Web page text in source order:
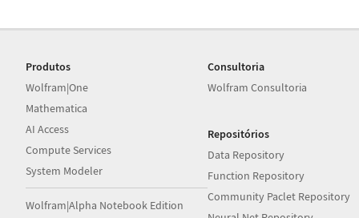
Produtos
Wolfram|One
Mathematica
AI Access
Compute Services
System Modeler
Wolfram|Alpha Notebook Edition
Consultoria
Wolfram Consultoria
Repositórios
Data Repository
Function Repository
Community Paclet Repository